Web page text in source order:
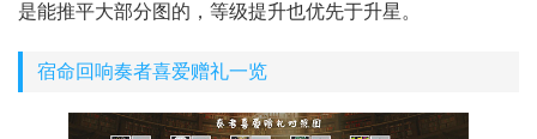
是能推平大部分图的，等级提升也优先于升星。
宿命回响奏者喜爱赠礼一览